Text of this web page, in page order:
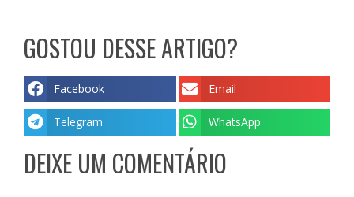
GOSTOU DESSE ARTIGO?
Facebook Email
Telegram WhatsApp
DEIXE UM COMENTÁRIO